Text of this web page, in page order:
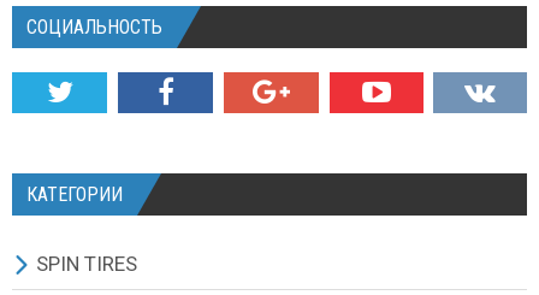
СОЦИАЛЬНОСТЬ
КАТЕГОРИИ
SPIN TIRES